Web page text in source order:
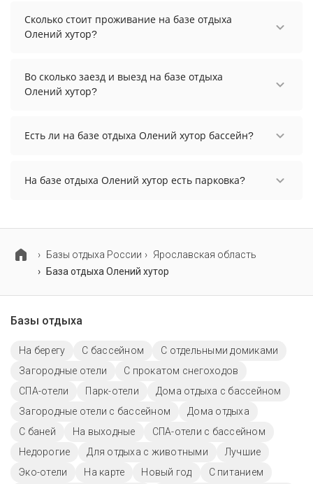
Сколько стоит проживание на базе отдыха
Олений хутор?
хутор начинается от 2000 рублей. Чтобы увидеть
актуальные цены на проживание, выберите
Во сколько заезд и выезд на базе отдыха
Олений хутор?
осуществить до 12:00.
Есть ли на базе отдыха Олений хутор бассейн?
На базе отдыха Олений хутор есть парковка?
Базы отдыха России
Ярославская область
База отдыха Олений хутор
Базы отдыха
На берегу С бассейном
С отдельными домиками
Загородные отели
С прокатом снегоходов
СПА-отели
Парк-отели
Дома отдыха с бассейном
Загородные отели с бассейном
Дома отдыха
С баней
На выходные
СПА-отели с бассейном
Недорогие
Для отдыха с животными
Лучшие
Эко-отели
На карте Новый год
С питанием